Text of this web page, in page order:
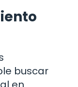
buscar